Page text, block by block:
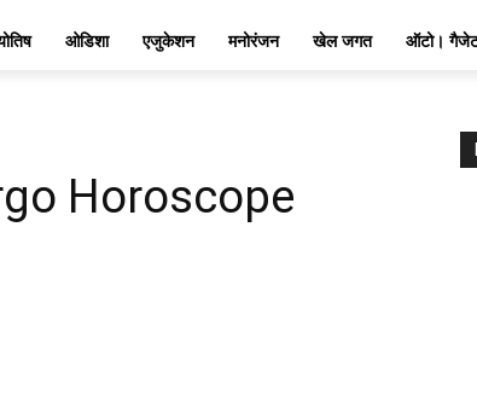
ओडिशा एजुकेशन मनोरंजन खेल जगत ऑटो।
Horoscope